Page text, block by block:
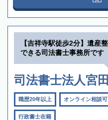
【吉祥寺駅徒歩2分】遺産
できる司法書士事務所です
司法書士法人宮
職歴20年以上 オンライン相談可
行政書士在籍